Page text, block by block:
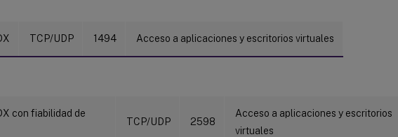
TCP/UDP 1494 Acceso a aplicaciones y escritorios virtuales
con fiabilidad de
TCP/UDP 2598
Acceso a aplicaciones y escritorios
virtuales